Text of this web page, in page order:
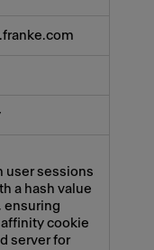
user sessions
a hash value
ensuring
cookie
server for